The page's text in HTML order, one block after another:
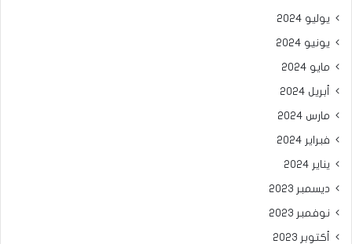
يوليو 2024
يونيو 2024
مايو 2024
أبريل 2024
مارس 2024
فبراير 2024
يناير 2024
ديسمبر 2023
نوفمبر 2023
أكتوبر 2023